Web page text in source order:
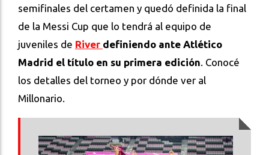
semifinales del certamen y quedó definida la final
de la Messi Cup que lo tendrá al equipo de
juveniles de River definiendo ante Atlético
Madrid el título en su primera edición. Conocé
los detalles del torneo y por dónde ver al
Millonario.